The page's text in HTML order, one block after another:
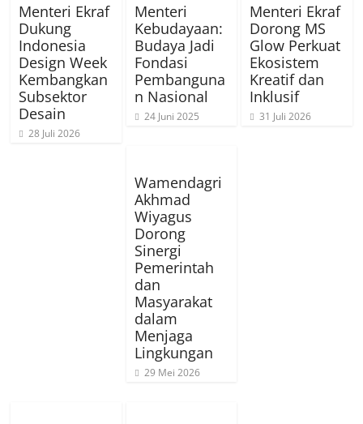
Menteri Ekraf
Dukung
Indonesia
Design Week
Kembangkan
Subsektor
Desain
28 Juli 2026
Menteri
Kebudayaan:
Budaya Jadi
Fondasi
Pembanguna
n Nasional
24 Juni 2025
Menteri Ekraf
Dorong MS
Glow Perkuat
Ekosistem
Kreatif dan
Inklusif
31 Juli 2026
Wamendagri
Akhmad
Wiyagus
Dorong
Sinergi
Pemerintah
dan
Masyarakat
dalam
Menjaga
Lingkungan
29 Mei 2026